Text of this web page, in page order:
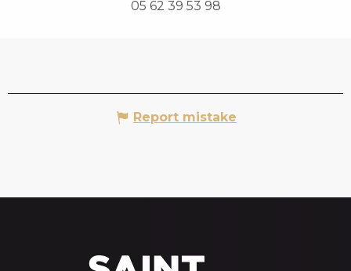
05 62 39 53 98
Report mistake